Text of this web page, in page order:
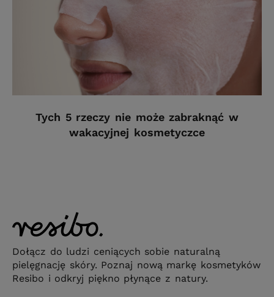
Tych 5 rzeczy nie może zabraknąć w
wakacyjnej kosmetyczce
Dołącz do ludzi ceniących sobie naturalną
pielęgnację skóry. Poznaj nową markę kosmetyków
Resibo i odkryj piękno płynące z natury.